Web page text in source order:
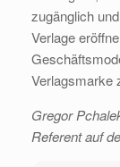
zugänglich
Verlage
Verlagsmarke
Gregor
Referent auf